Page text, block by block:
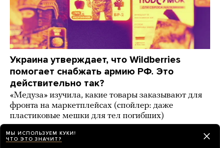
Украина утверждает, что Wildberries
помогает снабжать армию РФ. Это
действительно так?
«Медуза» изучила, какие товары заказывают для
фронта на маркетплейсах (спойлер: даже
пластиковые мешки для тел погибших)
ИСТОРИИ 6 дней назад
МЫ ИСПОЛЬЗУЕМ КУКИ!
ЧТО ЭТО ЗНАЧИТ?